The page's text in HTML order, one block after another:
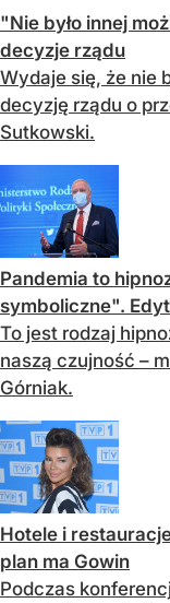
"Nie było innej
decyzje rządu
Wydaje się, że nie
decyzję rządu o
Sutkowski.
Pandemia to
symboliczne".
To jest rodzaj
naszą czujność –
Górniak.
Hotele i
plan ma Gowin
Podczas